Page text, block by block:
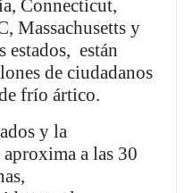
Connecticut,
Massachusetts y
estados, están
de ciudadanos
frío ártico.
y la
a las 30